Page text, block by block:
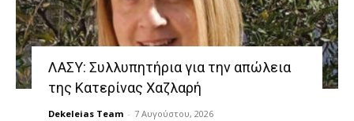
ΛΑΣΥ: Συλλυπητήρια για την απώλεια
της Κατερίνας Χαζλαρή
Dekeleias Team - 7 Αυγούστου, 2026